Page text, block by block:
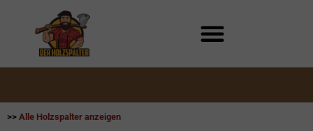
>> Alle Holzspalter anzeigen